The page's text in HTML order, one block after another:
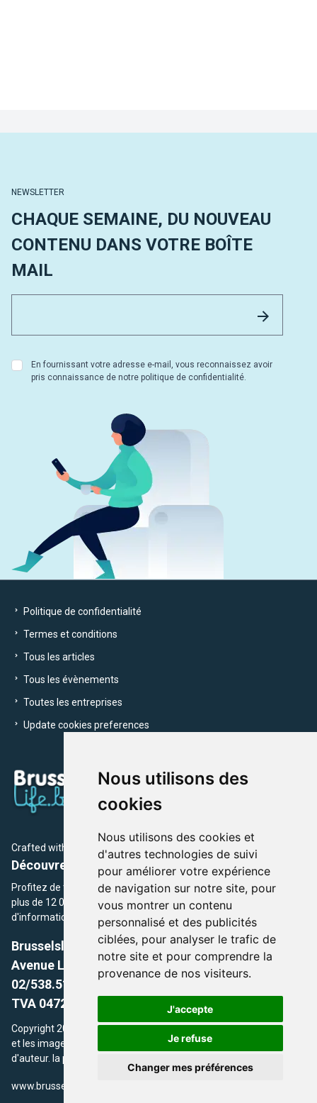
Nous utilisons des
cookies
Nous utilisons des cookies et
d'autres technologies de suivi
pour améliorer votre expérience
de navigation sur notre site, pour
vous montrer un contenu
personnalisé et des publicités
ciblées, pour analyser le trafic de
notre site et pour comprendre la
provenance de nos visiteurs.
J'accepte
Je refuse
Changer mes préférences
NEWSLETTER
CHAQUE SEMAINE, DU NOUVEAU
CONTENU DANS VOTRE BOÎTE
MAIL
En fournissant votre adresse e-mail, vous reconnaissez avoir
pris connaissance de notre politique de confidentialité.
Politique de confidentialité
Termes et conditions
Tous les articles
Tous les évènements
Toutes les entreprises
Update cookies preferences
Crafted with by Brusselslife Team
Découvrez plus de 12 000 adresses et événements
Profitez de toutes les sections de BrusselsLife.be et découvrez
plus de 12 000 adresses et un grand choix d'événements,
d'informations et de conseils et astuces de notre écriture.
Brusselslife.be
Avenue Louise, 500 -1050 Ixelles, Brussels,
02/538.51.49.
TVA 0472.281.221
Copyright 2026 © Brusselslife.be Tous droits réservés. Le contenu
et les images utilisés sur ce site sont protégés par le droit
d'auteur. la propriétaires respectifs.
www.brusselsLife.be